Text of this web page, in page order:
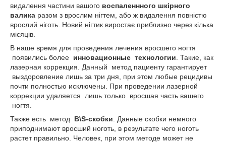
видалення частини вашого воспаленнного шкірного
валика разом з врослим нігтем, або ж видалення повністю
врослий ніготь. Новий нігтик виростає приблизно через кілька
місяців.
В наше время для проведения лечения вросшего ногтя
появились более инновационные технологии . Такие, как
лазерная коррекция. Данный метод пациенту гарантирует
выздоровление лишь за три дня, при этом любые рецидивы
почти полностью исключены. При проведении лазерной
коррекции удаляется лишь только вросшая часть вашего
ногтя.
Также есть метод B\S-скобки . Данные скобки немного
приподнимают вросший ноготь, в результате чего ноготь
растет правильно. Человек, при этом методе может не